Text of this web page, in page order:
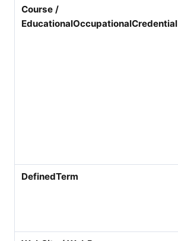
Course /
EducationalOccupationalCredential
DefinedTerm